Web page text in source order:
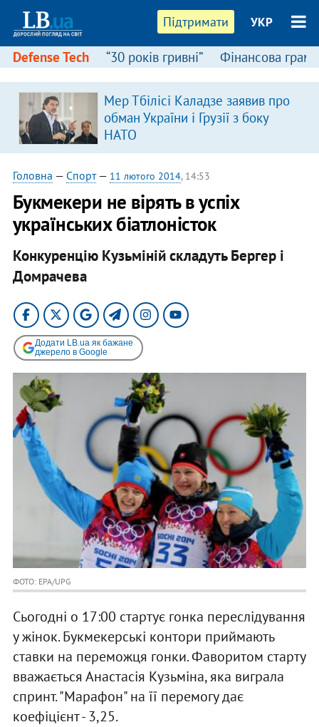
Підтримати УКР
Defense Tech “30 років гривні” Фінансова
Мер Тбілісі Каладзе заявив про
обман України і Грузії з боку
НАТО
Головна — Спорт— 11 лютого 2014, 14:53
Букмекери не вірять в успіх
українських біатлоністок
Конкуренцію Кузьміній складуть Бергер і
Домрачева
Додати LB.ua як бажане
джерело в Google
ФОТО: EPA/UPG
Сьогодні о 17:00 стартує гонка переслідування
у жінок. Букмекерські контори приймають
ставки на переможця гонки. Фаворитом старту
вважається Анастасія Кузьміна, яка виграла
спринт. "Марафон" на її перемогу дає
коефіцієнт - 3,25.